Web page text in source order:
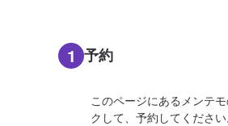
1 予約
このページにあるメンテ
クして、予約してください